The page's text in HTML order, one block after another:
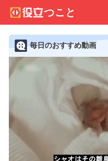
毎日のおすすめ動画